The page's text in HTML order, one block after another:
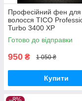
Професійний фен для
волосся TICO
Turbo 3400 XP
Готово до відправки
950 ₴ 1 050 ₴
Купити